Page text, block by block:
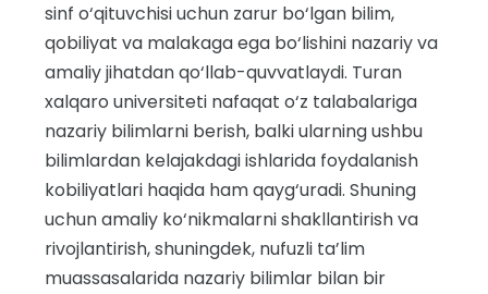
sinf o‘qituvchisi uchun zarur bo‘lgan bilim,
qobiliyat va malakaga ega bo‘lishini nazariy va
amaliy jihatdan qo‘llab-quvvatlaydi. Turan
xalqaro universiteti nafaqat o‘z talabalariga
nazariy bilimlarni berish, balki ularning ushbu
bilimlardan kelajakdagi ishlarida foydalanish
kobiliyatlari haqida ham qayg‘uradi. Shuning
uchun amaliy ko‘nikmalarni shakllantirish va
rivojlantirish, shuningdek, nufuzli ta’lim
muassasalarida nazariy bilimlar bilan bir